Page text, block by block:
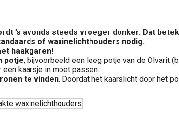
’s avonds steeds vroeger donker. Dat
of waxinelichthouders nodig.
haakgaren!
potje, bijvoorbeeld een leeg potje van de Olvarit
een kaarsje in moet passen.
te vinden. Doordat het kaarslicht door het